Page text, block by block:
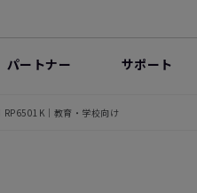
パートナー サポート
RP6501K｜教育・学校向け